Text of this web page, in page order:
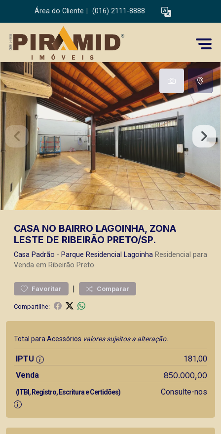
Área do Cliente (016) 2111-8888
CASA NO BAIRRO LAGOINHA, ZONA
LESTE DE RIBEIRÃO PRETO/SP.
Casa Padrão - Parque Residencial Lagoinha Residencial para
Venda em Ribeirão Preto
Favoritar | Comparar
Compartilhe:
Total para Acessórios valores sujeitos a alteração.
IPTU
181,00
Venda
850.000,00
(ITBI, Registro, Escritura e Certidões) Consulte-nos